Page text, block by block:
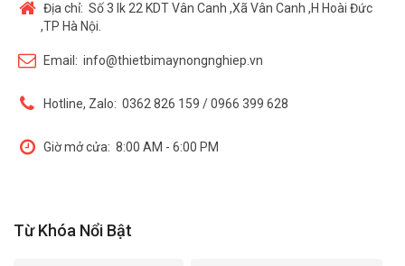
Địa chỉ: Số 3 lk 22 KDT Vân Canh ,Xã Vân Canh ,H Hoài Đức
,TP Hà Nội.
Email: info@thietbimaynongnghiep.vn
Hotline, Zalo: 0362 826 159 / 0966 399 628
Giờ mở cửa: 8:00 AM - 6:00 PM
Từ Khóa Nổi Bật